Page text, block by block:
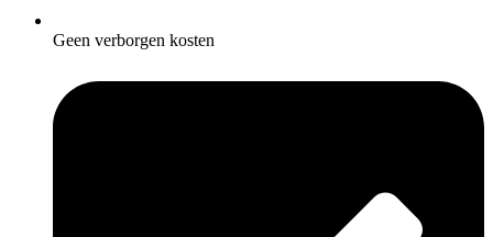
Geen verborgen kosten